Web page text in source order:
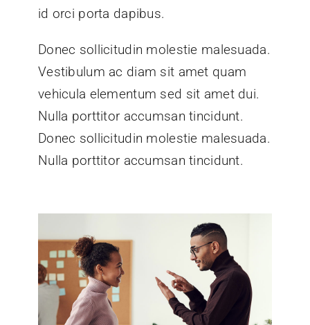
id orci porta dapibus.
Donec sollicitudin molestie malesuada.
Vestibulum ac diam sit amet quam
vehicula elementum sed sit amet dui.
Nulla porttitor accumsan tincidunt.
Donec sollicitudin molestie malesuada.
Nulla porttitor accumsan tincidunt.